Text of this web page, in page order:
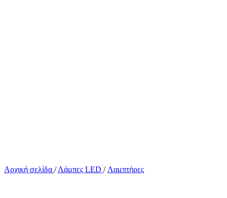
Αρχική σελίδα / Λάμπες LED / Λαμπτήρες